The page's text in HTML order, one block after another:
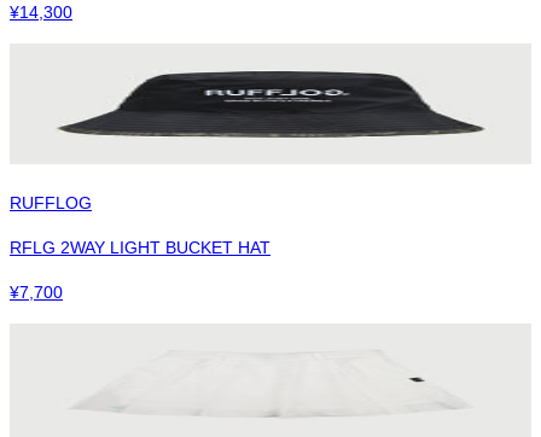
¥14,300
RUFFLOG
RFLG 2WAY LIGHT BUCKET HAT
¥7,700